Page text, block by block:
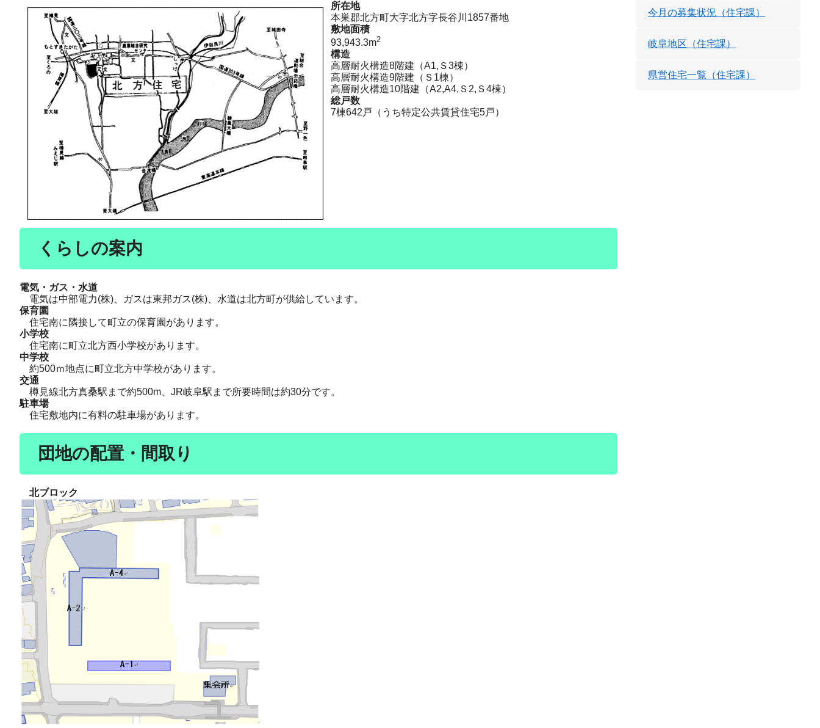
所在地
本巣郡北方町大字北方字長谷川1857番地
敷地面積
93,943.3m2
構造
高層耐火構造8階建（A1,Ｓ3棟）
高層耐火構造9階建（Ｓ1棟）
高層耐火構造10階建（A2,A4,Ｓ2,Ｓ4棟）
総戸数
7棟642戸（うち特定公共賃貸住宅5戸）
くらしの案内
電気・ガス・水道
電気は中部電力(株)、ガスは東邦ガス(株)、水道は北方町が供給しています。
保育園
住宅南に隣接して町立の保育園があります。
小学校
住宅南に町立北方西小学校があります。
中学校
約500ｍ地点に町立北方中学校があります。
交通
樽見線北方真桑駅まで約500m、JR岐阜駅まで所要時間は約30分です。
駐車場
住宅敷地内に有料の駐車場があります。
団地の配置・間取り
北ブロック
今月の募集状況（住宅課）
岐阜地区（住宅課）
県営住宅一覧（住宅課）